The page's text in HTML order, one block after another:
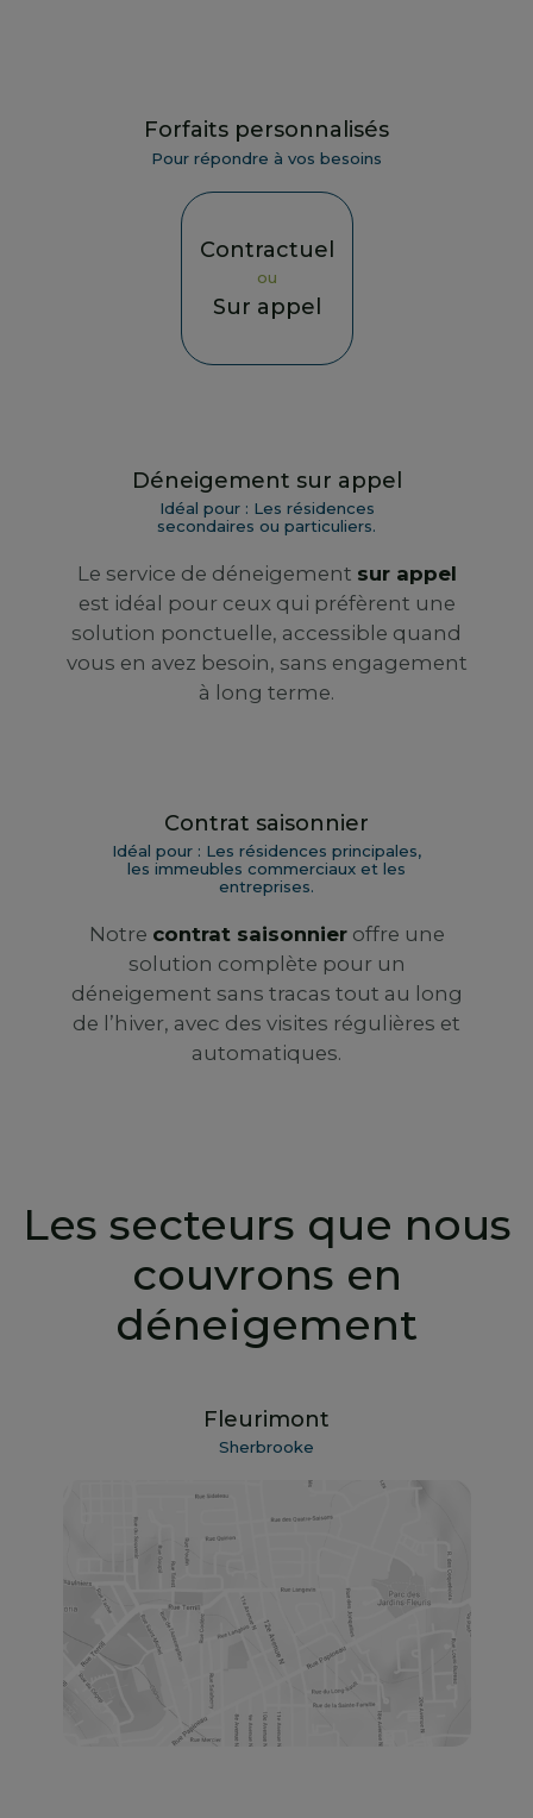
Forfaits personnalisés
Pour répondre à vos besoins
Contractuel
ou
Sur appel
Déneigement sur appel
Idéal pour : Les résidences
secondaires ou particuliers.
Le service de déneigement sur appel
est idéal pour ceux qui préfèrent une
solution ponctuelle, accessible quand
vous en avez besoin, sans engagement
à long terme.
Contrat saisonnier
Idéal pour : Les résidences principales,
les immeubles commerciaux et les
entreprises.
Notre contrat saisonnieroffre une
solution complète pour un
déneigement sans tracas tout au long
de l’hiver, avec des visites régulières et
automatiques.
Les secteurs que nous
couvrons en
déneigement
Fleurimont
Sherbrooke